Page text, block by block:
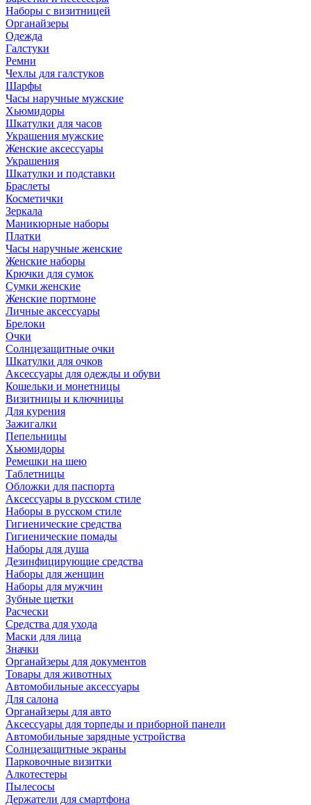
Наборы с визитницей
Органайзеры
Одежда
Галстуки
Ремни
Чехлы для галстуков
Шарфы
Часы наручные мужские
Хьюмидоры
Шкатулки для часов
Украшения мужские
Женские аксессуары
Украшения
Шкатулки и подставки
Браслеты
Косметички
Зеркала
Маникюрные наборы
Платки
Часы наручные женские
Женские наборы
Крючки для сумок
Сумки женские
Женские портмоне
Личные аксессуары
Брелоки
Очки
Солнцезащитные очки
Шкатулки для очков
Аксессуары для одежды и обуви
Кошельки и монетницы
Визитницы и ключницы
Для курения
Зажигалки
Пепельницы
Хьюмидоры
Ремешки на шею
Таблетницы
Обложки для паспорта
Аксессуары в русском стиле
Наборы в русском стиле
Гигиенические средства
Гигиенические помады
Наборы для душа
Дезинфицирующие средства
Наборы для женщин
Наборы для мужчин
Зубные щетки
Расчески
Средства для ухода
Маски для лица
Значки
Органайзеры для документов
Товары для животных
Автомобильные аксессуары
Для салона
Органайзеры для авто
Аксессуары для торпеды и приборной панели
Автомобильные зарядные устройства
Солнцезащитные экраны
Парковочные визитки
Алкотестеры
Пылесосы
Держатели для смартфона